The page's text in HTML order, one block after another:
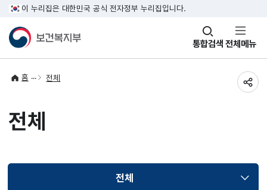
이 누리집은 대한민국 공식 전자정부 누리집입니다.
통합검색
창
열기 전체메뉴
홈 전체
전체
전체선택됨